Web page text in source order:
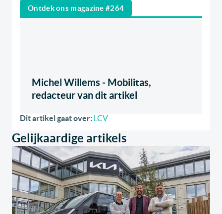
Ontdek ons magazine #264
Michel Willems - Mobilitas,
redacteur van dit artikel
Dit artikel gaat over: LCV
Gelijkaardige artikels